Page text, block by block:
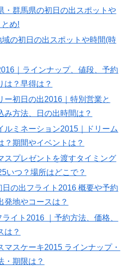
・群馬県の初日の出スポットや
め!
の初日の出スポットや時間(時
｜ラインナップ、値段、予約
は？早得は？
ー初日の出2016｜特別営業と
み方法、日の出時間は？
ルミネーション2015｜ドリーム
？期間やイベントは？
スプレゼントを渡すタイミング
いつ？場所はどこで？
の出フライト2016 概要や予約
発地やコースは？
イト2016 ｜予約方法、価格、
は？
マスケーキ2015 ラインナップ・
・期限は？